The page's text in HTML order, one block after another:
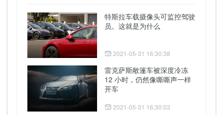
特斯拉车载摄像头可监控驾驶
员。这就是为什么
2021-05-31 16:30:38
雷克萨斯敞篷车被深度冷冻
12 小时，仍然像嘶嘶声一样
开车
2021-05-31 16:30:03